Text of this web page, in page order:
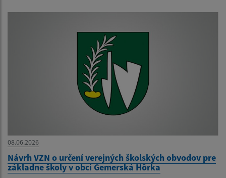
08.06.2026
Návrh VZN o určení verejných školských obvodov pre
základne školy v obci Gemerská Hôrka